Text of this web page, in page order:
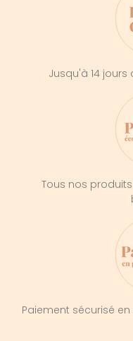
Jusqu'à 14
Tous nos
Paiement sécurisé